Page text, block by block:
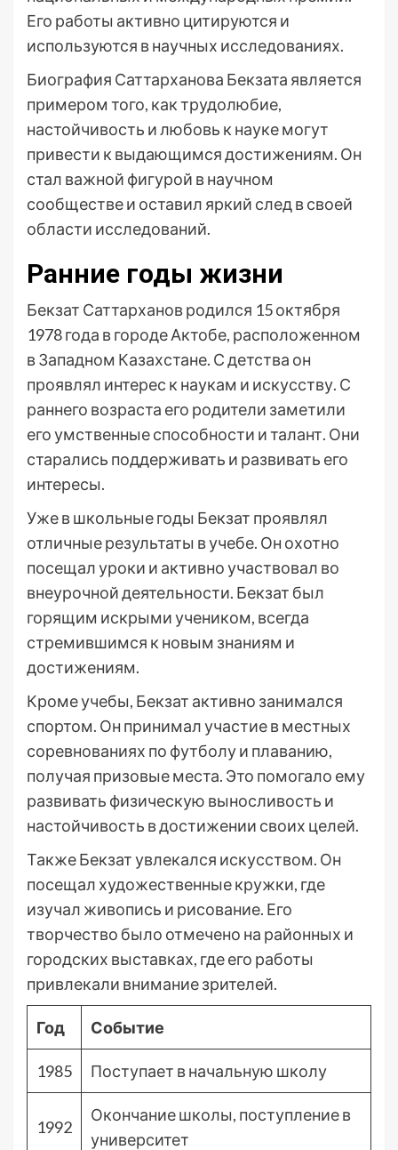
Его работы активно цитируются и
используются в научных исследованиях.
Биография Саттарханова Бекзата является
примером того, как трудолюбие,
настойчивость и любовь к науке могут
привести к выдающимся достижениям. Он
стал важной фигурой в научном
сообществе и оставил яркий след в своей
области исследований.
Ранние годы жизни
Бекзат Саттарханов родился 15 октября
1978 года в городе Актобе, расположенном
в Западном Казахстане. С детства он
проявлял интерес к наукам и искусству. С
раннего возраста его родители заметили
его умственные способности и талант. Они
старались поддерживать и развивать его
интересы.
Уже в школьные годы Бекзат проявлял
отличные результаты в учебе. Он охотно
посещал уроки и активно участвовал во
внеурочной деятельности. Бекзат был
горящим искрыми учеником, всегда
стремившимся к новым знаниям и
достижениям.
Кроме учебы, Бекзат активно занимался
спортом. Он принимал участие в местных
соревнованиях по футболу и плаванию,
получая призовые места. Это помогало ему
развивать физическую выносливость и
настойчивость в достижении своих целей.
Также Бекзат увлекался искусством. Он
посещал художественные кружки, где
изучал живопись и рисование. Его
творчество было отмечено на районных и
городских выставках, где его работы
привлекали внимание зрителей.
Год Событие
1985 Поступает в начальную школу
1992
Окончание школы, поступление в
университет